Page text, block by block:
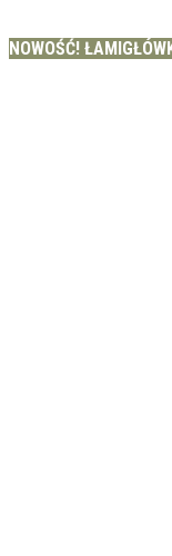
NOWOŚĆ!